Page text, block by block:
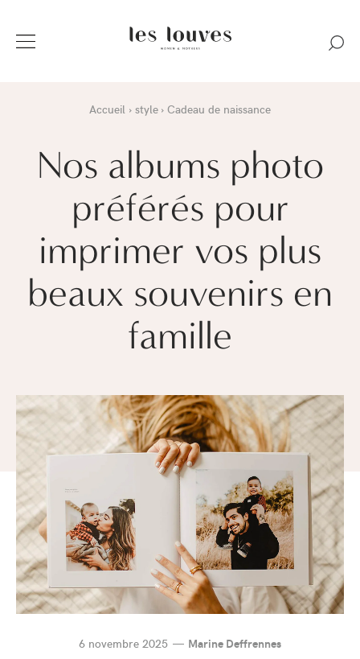
Accueil style Cadeau de naissance
Nos albums photo
préférés pour
imprimer vos plus
beaux souvenirs en
famille
6 novembre 2025 Marine Deffrennes